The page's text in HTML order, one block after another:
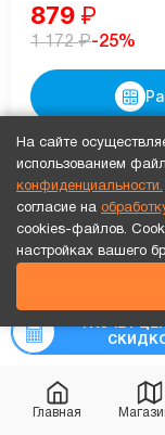
Главная
Точный
879 ₽
1 172₽-25%
На сайте
использованием
конфиденциальности.
согласие на
cookies-файлов.
настройках вашего